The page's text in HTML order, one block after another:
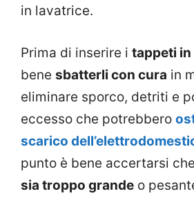
in lavatrice.
Prima di inserire i tappeti
bene sbatterli con cura in
eliminare sporco, detriti e
eccesso che potrebbero
scarico
punto è bene accertarsi
sia troppo grande o